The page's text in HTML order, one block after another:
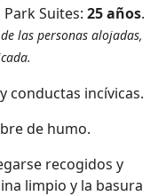
Suites: 25 años.
las personas alojadas,
conductas incívicas.
de humo.
recogidos y
limpio y la basura